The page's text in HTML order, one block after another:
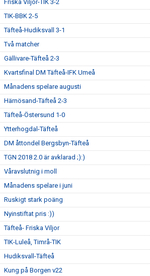
Friska Viljor-TIK 3-2
TIK-BBK 2-5
Täfteå-Hudiksvall 3-1
Två matcher
Gällivare-Täfteå 2-3
Kvartsfinal DM Täfteå-IFK Umeå
Månadens spelare augusti
Härnösand-Täfteå 2-3
Täfteå-Östersund 1-0
Ytterhogdal-Täfteå
DM åttondel Bergsbyn-Täfteå
TGN 2018 2.0 är avklarad ;):)
Våravslutnig i moll
Månadens spelare i juni
Ruskigt stark poäng
Nyinstiftat pris :))
Täfteå- Friska Viljor
TIK-Luleå, Timrå-TIK
Hudiksvall-Täfteå
Kung på Borgen v22